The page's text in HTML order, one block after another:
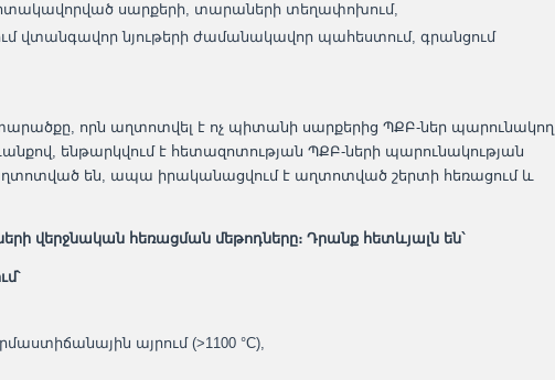
սարքերի, տարաների տեղափոխում,
վտանգավոր նյութերի ժամանակավոր պահեստում, գրանցում
որն աղտոտվել է ոչ պիտանի սարքերից ՊՔԲ-ներ պարունակող
ենթարկվում է հետազոտության ՊՔԲ-ների պարունակության
են, ապա իրականացվում է աղտոտված շերտի հեռացում և
վերջնական հեռացման մեթոդները։ Դրանք հետևյալն են`
այրում (>1100 °C),